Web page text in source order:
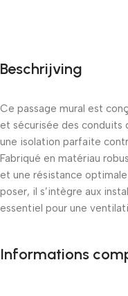
Beschrijving
Ce passage mural est
et sécurisée des conduits
une isolation parfaite
Fabriqué en matériau
et une résistance
poser, il s’intègre aux
essentiel pour une
Informations